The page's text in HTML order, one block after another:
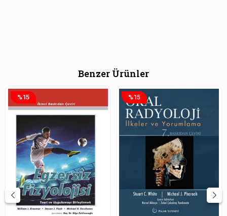
Benzer Ürünler
%15 %15